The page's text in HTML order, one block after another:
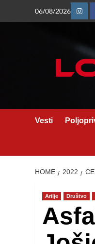
06/08/2026
Vesti
HOME 2022
Arilje Društvo